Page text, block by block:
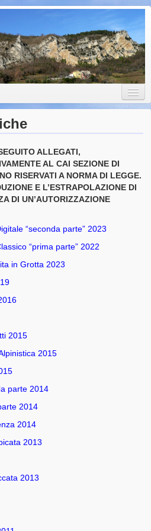
• Sezione
di Rimini
Rimini
CAI Rimini
ALLEGATI,
AL CAI SEZIONE DI
RISERVATI A NORMA DI LEGGE.
E L’ESTRAPOLAZIONE DI
DI UN’AUTORIZZAZIONE
“seconda parte” 2023
“prima parte” 2022
in Grotta 2023
2015
2015
parte 2014
2014
2014
2013
2013